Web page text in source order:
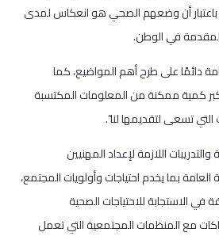
أن وضعهم الصحي هو انعكاس لمدى
في الوطن.
دائمًا على طرح أهم المواضيع، كما
كمية ممكنة من المعلومات المكتسبة
التي تسعى لتقديمها لنا”.
اللازمة لإعداد المهنيين
بما يخدم احتياجات وأولويات المجتمع،
في الاستجابة للاحتياجات الصحية
مع المنظمات المجتمعية التي تعمل